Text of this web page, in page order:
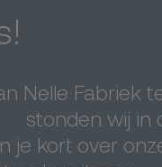
Nelle Fabriek
stonden wij in
je kort over